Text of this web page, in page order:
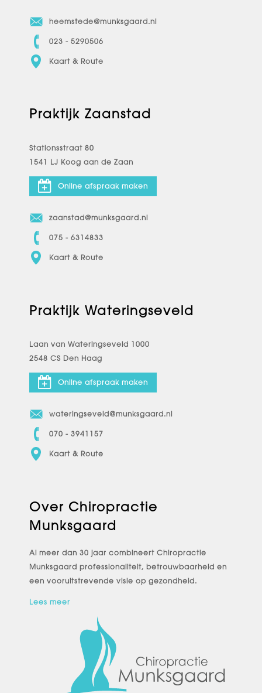
heemstede@munksgaard.nl
023 - 5290506
Kaart & Route
Praktijk Zaanstad
Stationsstraat 80
1541 LJ Koog aan de Zaan
Online afspraak maken
zaanstad@munksgaard.nl
075 - 6314833
Kaart & Route
Praktijk Wateringseveld
Laan van Wateringseveld 1000
2548 CS Den Haag
Online afspraak maken
wateringseveld@munksgaard.nl
070 - 3941157
Kaart & Route
Over Chiropractie
Munksgaard
Al meer dan 30 jaar combineert Chiropractie
Munksgaard professionaliteit, betrouwbaarheid en
een vooruitstrevende visie op gezondheid.
Lees meer